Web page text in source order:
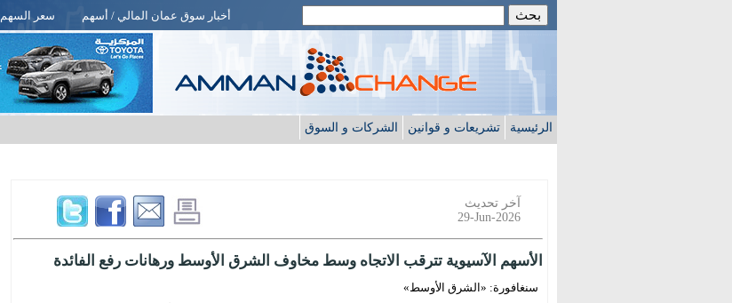
أخبار سوق عمان المالي / أسهم سعر السهم
الرئيسية تشريعات و قوانين الشركات و السوق
آخر تحديث
29-Jun-2026
الأسهم الآسيوية تترقب الاتجاه وسط مخاوف الشرق الأوسط ورهانات رفع الفائدة
سنغافورة: «الشرق الأوسط»